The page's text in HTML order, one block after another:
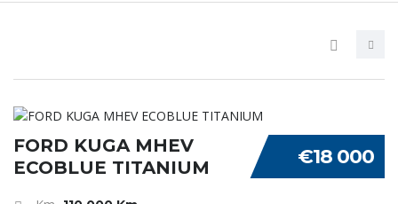
€18 000
FORD KUGA MHEV
ECOBLUE TITANIUM